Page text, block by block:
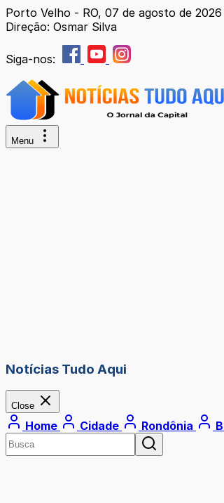
Porto Velho - RO, 07 de agosto de
Direção: Osmar Silva
Siga-nos:
Menu
Notícias Tudo Aqui
Close
Home Cidade Rondônia